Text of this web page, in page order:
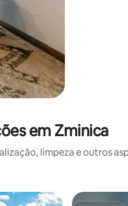
em Zminica
limpeza e outros